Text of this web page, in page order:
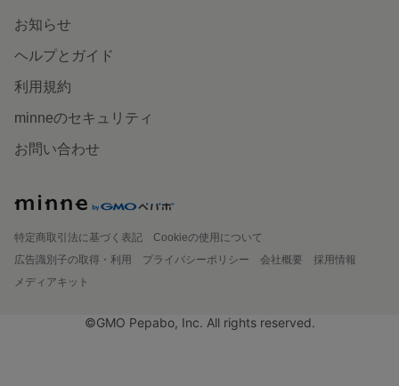
お知らせ
ヘルプとガイド
利用規約
minneのセキュリティ
お問い合わせ
特定商取引法に基づく表記
Cookieの使用について
広告識別子の取得・利用
プライバシーポリシー 会社概要
採用情報
メディアキット
©GMO Pepabo, Inc. All rights reserved.